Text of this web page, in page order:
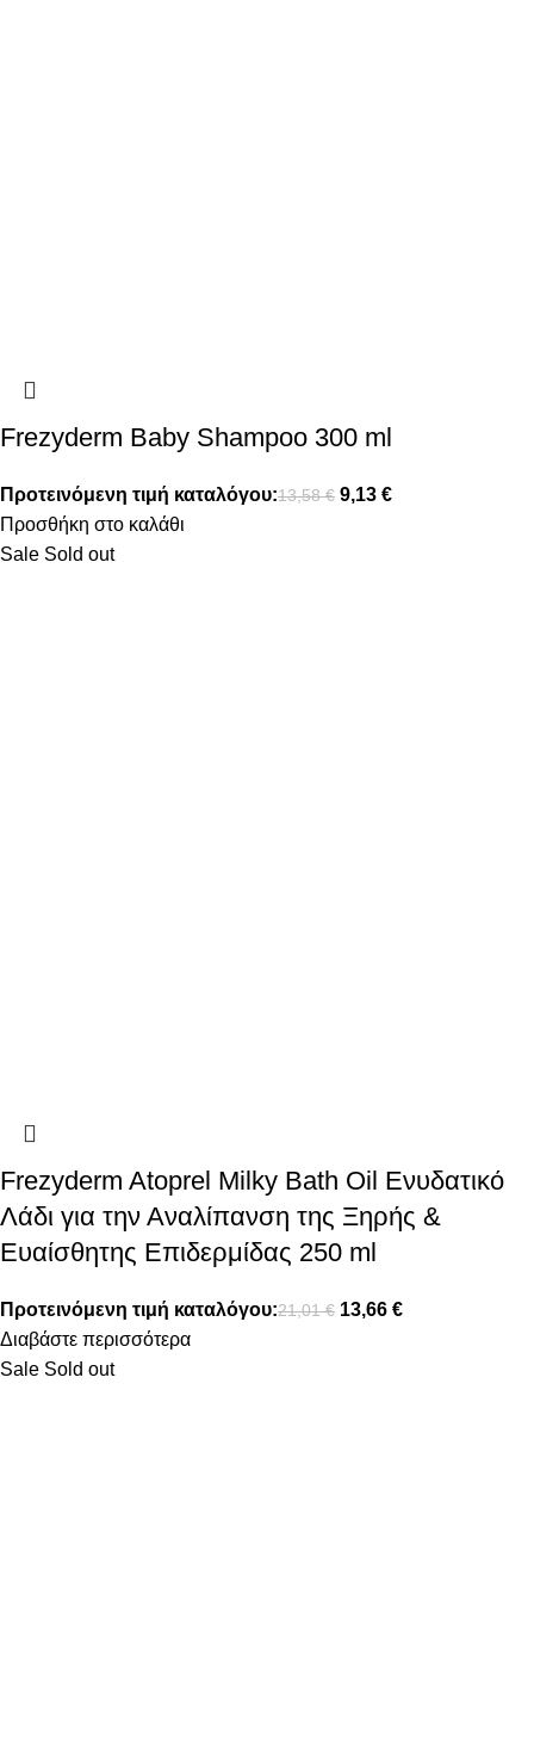
Frezyderm Baby Shampoo 300 ml
Προτεινόμενη τιμή καταλόγου:13,58€ 9,13 €
Προσθήκη στο καλάθι
Sale Sold out
Frezyderm Atoprel Milky Bath Oil Ενυδατικό
Λάδι για την Αναλίπανση της Ξηρής &
Ευαίσθητης Επιδερμίδας 250 ml
Προτεινόμενη τιμή καταλόγου:21,01€ 13,66 €
Διαβάστε περισσότερα
Sale Sold out